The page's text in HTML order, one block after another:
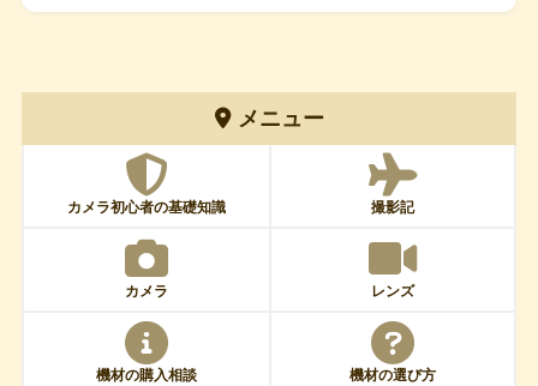
メニュー
カメラ初心者の基礎知識 撮影記
カメラ レンズ
機材の購入相談 機材の選び方